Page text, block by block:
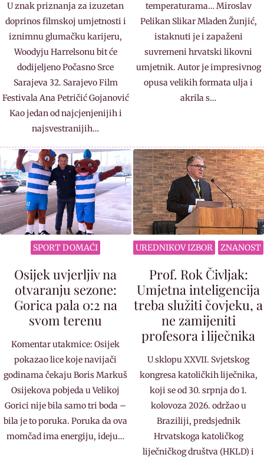
U znak priznanja za izuzetan
doprinos filmskoj umjetnosti i
iznimnu glumačku karijeru,
Woodyju Harrelsonu bit će
dodijeljeno Počasno Srce
Sarajeva 32. Sarajevo Film
Festivala Ana Petričić Gojanović
Kao jedan od najcjenjenijih i
najsvestranijih…
temperaturama… Miroslav
Pelikan Slikar Mladen Žunjić,
istaknuti je i zapaženi
suvremeni hrvatski likovni
umjetnik. Autor je impresivnog
opusa velikih formata ulja i
akrila s…
SPORT DOMAĆI
Osijek uvjerljiv na
otvaranju sezone:
Gorica pala 0:2 na
svom terenu
Komentar utakmice: Osijek
pokazao lice koje navijači
godinama čekaju Boris Markuš
Osijekova pobjeda u Velikoj
Gorici nije bila samo tri boda –
bila je to poruka. Poruka da ova
momčad ima energiju, ideju…
UREDNIKOV IZBOR ZNANOST
Prof. Rok Čivljak:
Umjetna inteligencija
treba služiti čovjeku, a
ne zamijeniti
profesora i liječnika
U sklopu XXVII. Svjetskog
kongresa katoličkih liječnika,
koji se od 30. srpnja do 1.
kolovoza 2026. održao u
Braziliji, predsjednik
Hrvatskoga katoličkog
liječničkog društva (HKLD) i